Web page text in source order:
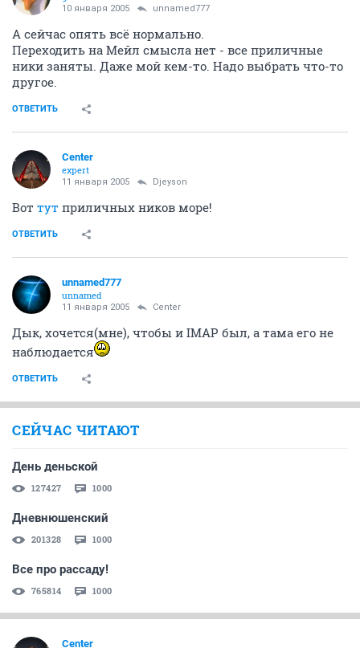
10 января 2005 unnamed777
А сейчас опять всё нормально.
Переходить на Мейл смысла нет - все приличные
ники заняты. Даже мой кем-то. Надо выбрать что-то
другое.
ОТВЕТИТЬ
Center
expert
11 января 2005 Djeyson
Вот тут приличных ников море!
ОТВЕТИТЬ
unnamed777
unnamed
11 января 2005 Center
Дык, хочется(мне), чтобы и IMAP был, а тама его не
наблюдается
ОТВЕТИТЬ
СЕЙЧАС ЧИТАЮТ
День деньской
127427 1000
Дневнюшенский
201328 1000
Все про рассаду!
765814 1000
Center